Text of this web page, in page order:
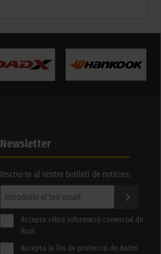
Newsletter
Inscriu-te al nostre butlletí de notícies:
Accepto rebre informació comercial de
Rodi
Accepto la llei de protecció de dades